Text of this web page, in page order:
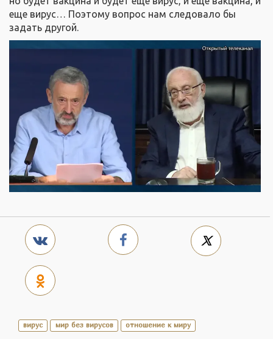
еще вирус… Поэтому вопрос нам следовало бы
задать другой.
вирус мир без вирусов отношение к миру